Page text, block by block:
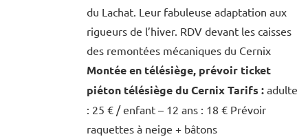
du Lachat. Leur fabuleuse adaptation aux
rigueurs de l’hiver. RDV devant les caisses
des remontées mécaniques du Cernix
Montée en télésiège, prévoir ticket
piéton télésiège du Cernix Tarifs :adulte
: 25 € / enfant – 12 ans : 18 € Prévoir
raquettes à neige + bâtons